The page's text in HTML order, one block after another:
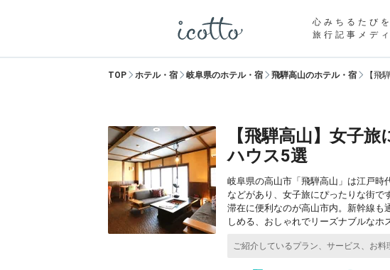
心みちるたび
旅行記事メデ
TOP ホテル・宿 岐阜県のホテル・宿 飛騨高山のホテル・宿 【飛
【飛騨高山】女子
ハウス5選
岐阜県の高山市「飛騨高山」は江戸時
などがあり、女子旅にぴったりな街
滞在に便利なのが高山市内。新幹線も
しめる、おしゃれでリーズナブルなホ